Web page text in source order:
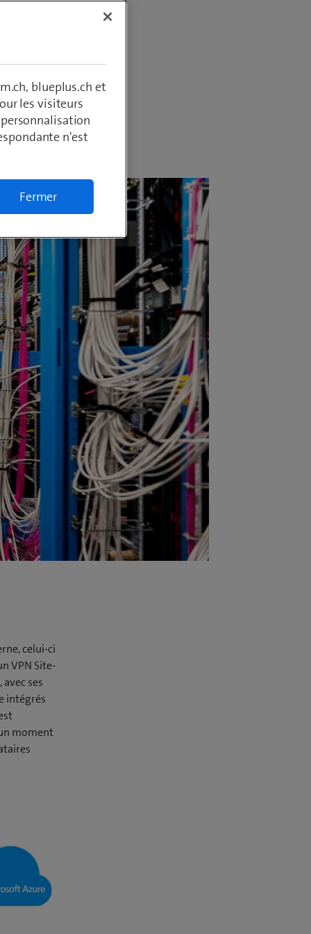
un
celui-ci
VPN Site-
ses
intégrés
moment
blueplus.ch et
les visiteurs
n'est
Fermer